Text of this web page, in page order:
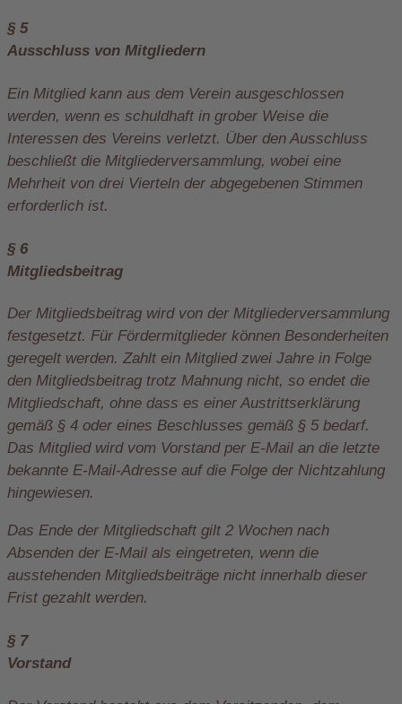
§ 5
Ausschluss von Mitgliedern
Ein Mitglied kann aus dem Verein ausgeschlossen
werden, wenn es schuldhaft in grober Weise die
Interessen des Vereins verletzt. Über den Ausschluss
beschließt die Mitgliederversammlung, wobei eine
Mehrheit von drei Vierteln der abgegebenen Stimmen
erforderlich ist.
§ 6
Mitgliedsbeitrag
Der Mitgliedsbeitrag wird von der Mitgliederversammlung
festgesetzt. Für Fördermitglieder können Besonderheiten
geregelt werden. Zahlt ein Mitglied zwei Jahre in Folge
den Mitgliedsbeitrag trotz Mahnung nicht, so endet die
Mitgliedschaft, ohne dass es einer Austrittserklärung
gemäß § 4 oder eines Beschlusses gemäß § 5 bedarf.
Das Mitglied wird vom Vorstand per E-Mail an die letzte
bekannte E-Mail-Adresse auf die Folge der Nichtzahlung
hingewiesen.
Das Ende der Mitgliedschaft gilt 2 Wochen nach
Absenden der E-Mail als eingetreten, wenn die
ausstehenden Mitgliedsbeiträge nicht innerhalb dieser
Frist gezahlt werden.
§ 7
Vorstand